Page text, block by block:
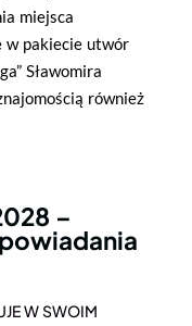
miejsca
w pakiecie utwór
Sławomira
również
–
W SWOIM